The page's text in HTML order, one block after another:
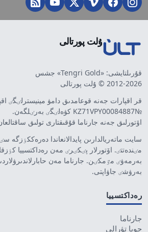
ۇلت پورتالى
قۇرىلتايشى: «Tengri Gold» جشس
2012-2026 © ۇلت پورتالى
قر اقپارات جەنە قوعامدىق دامۋ مينيسترلٸگٸ
№KZ71VPY00084887 كۋەلٸگٸ بەرٸلگەن.
اۆتورلىق جەنە جارناما قۇقىقتارى تولىق
سايت ماتەريالدارىن پايدالانعاندا دەرەككٶزگە
مٸندەتتٸ. اۆتورلار پٸكٸرٸ مەن رەداكتسييا
بەرمەۋٸ مٷمكٸن. جارناما مەن
بەرۋشٸ جاۋاپتى.
رەداكتسييا
جارناما
جوبا تۋرالى